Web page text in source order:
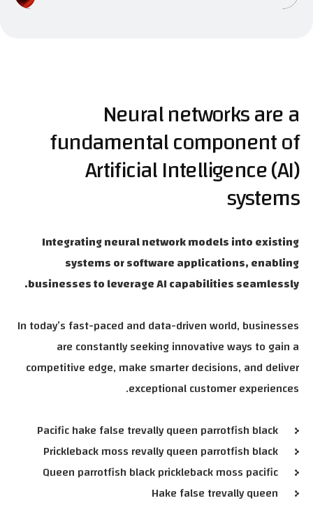
Neural networks are a
fundamental component of
Artificial Intelligence (AI)
systems
Integrating neural network models into existing
systems or software applications, enabling
businesses to leverage AI capabilities seamlessly.
In today’s fast-paced and data-driven world, businesses
are constantly seeking innovative ways to gain a
competitive edge, make smarter decisions, and deliver
exceptional customer experiences.
Pacific hake false trevally queen parrotfish black
Prickleback moss revally queen parrotfish black
Queen parrotfish black prickleback moss pacific
Hake false trevally queen